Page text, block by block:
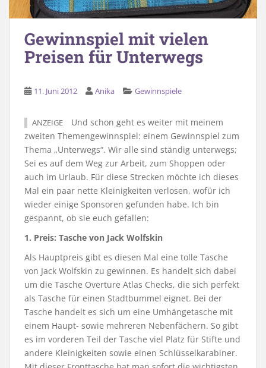
Gewinnspiel mit vielen
Preisen für Unterwegs
11. Juni 2012 Anika Gewinnspiele
ANZEIGE
Und schon geht es weiter mit meinem
zweiten Themengewinnspiel: einem Gewinnspiel zum
Thema „Unterwegs“. Wir alle sind ständig unterwegs;
Sei es auf dem Weg zur Arbeit, zum Shoppen oder
auch im Urlaub. Für diese Strecken möchte ich dieses
Mal ein paar nette Kleinigkeiten verlosen, wofür ich
wieder einige Sponsoren gefunden habe. Ich bin
gespannt, ob sie euch gefallen:
1. Preis: Tasche von Jack Wolfskin
Als Hauptpreis gibt es diesen Mal eine tolle Tasche
von Jack Wolfskin zu gewinnen. Es handelt sich dabei
um die Tasche Overture Atlas Checks, die sich perfekt
als Tasche für einen Stadtbummel eignet. Bei der
Tasche handelt es sich um eine Umhängetasche mit
einem Haupt- sowie mehreren Nebenfächern. So gibt
es im vorderen Teil der Tasche viel Platz für Stifte und
andere Kleinigkeiten sowie einen Schlüsselkarabiner.